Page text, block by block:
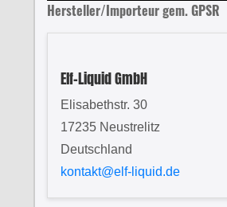
Hersteller/Importeur gem. GPSR
Elf-Liquid GmbH
Elisabethstr. 30
17235 Neustrelitz
Deutschland
kontakt@elf-liquid.de